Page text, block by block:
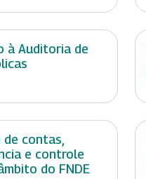
à Auditoria de
contas,
e controle
do FNDE